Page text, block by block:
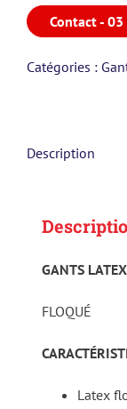
Contact -
Catégories :
Description
GANTS
FLOQUÉ
Latex